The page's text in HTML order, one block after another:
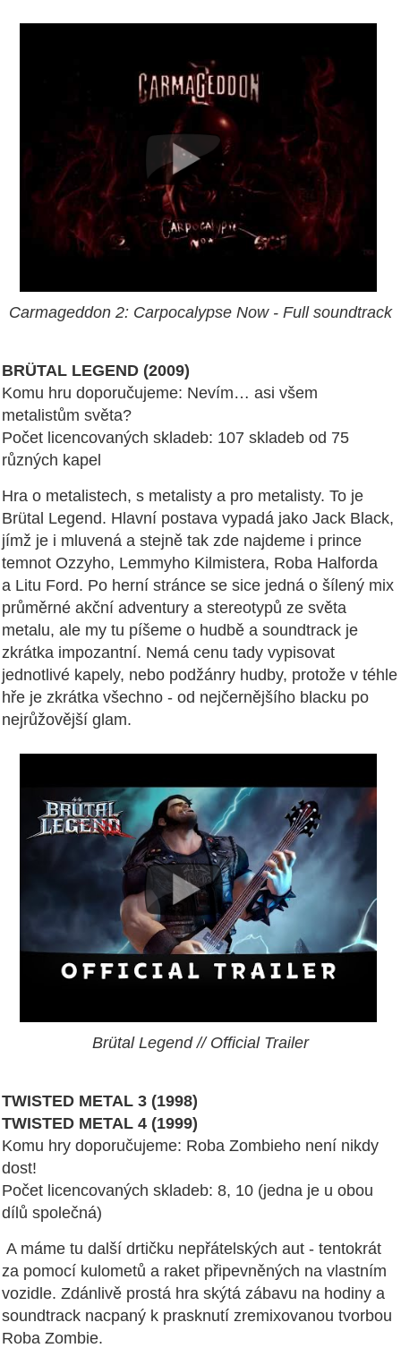
Carmageddon 2: Carpocalypse Now - Full soundtrack
BRÜTAL LEGEND (2009)
Komu hru doporučujeme: Nevím… asi všem
metalistům světa?
Počet licencovaných skladeb: 107 skladeb od 75
různých kapel
Hra o metalistech, s metalisty a pro metalisty. To je
Brütal Legend. Hlavní postava vypadá jako Jack Black,
jímž je i mluvená a stejně tak zde najdeme i prince
temnot Ozzyho, Lemmyho Kilmistera, Roba Halforda
a Litu Ford. Po herní stránce se sice jedná o šílený mix
průměrné akční adventury a stereotypů ze světa
metalu, ale my tu píšeme o hudbě a soundtrack je
zkrátka impozantní. Nemá cenu tady vypisovat
jednotlivé kapely, nebo podžánry hudby, protože v téhle
hře je zkrátka všechno - od nejčernějšího blacku po
nejrůžovější glam.
Brütal Legend // Official Trailer
TWISTED METAL 3 (1998)
TWISTED METAL 4 (1999)
Komu hry doporučujeme: Roba Zombieho není nikdy
dost!
Počet licencovaných skladeb: 8, 10 (jedna je u obou
dílů společná)
A máme tu další drtičku nepřátelských aut - tentokrát
za pomocí kulometů a raket připevněných na vlastním
vozidle. Zdánlivě prostá hra skýtá zábavu na hodiny a
soundtrack nacpaný k prasknutí zremixovanou tvorbou
Roba Zombie.